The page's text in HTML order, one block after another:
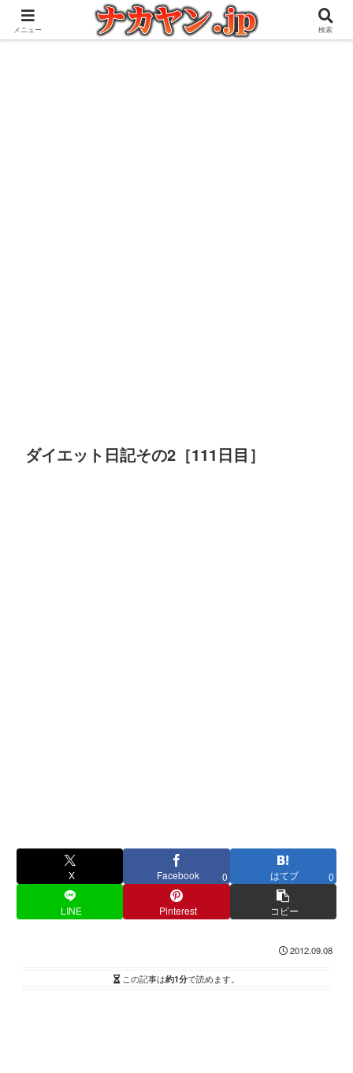
アウトドアとガジェット好きな管理人の愉快な日々を綴るブログ
ダイエット日記その2［111日目］
X Facebook 0 はてブ 0
LINE Pinterest コピー
2012.09.08
この記事は約1分で読めます。
メニュー 検索